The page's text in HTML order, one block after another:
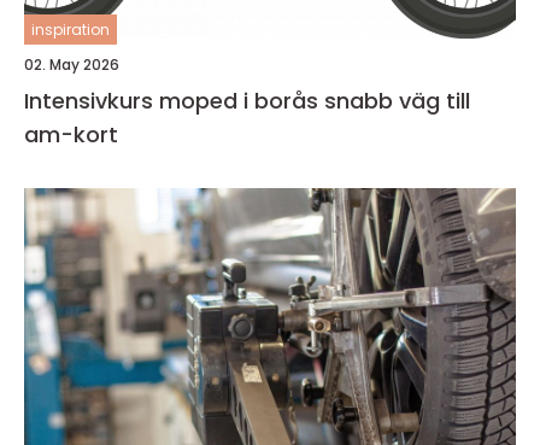
inspiration
02. May 2026
Intensivkurs moped i borås snabb väg till
am-kort